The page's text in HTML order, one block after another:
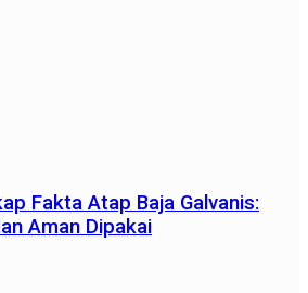
Fakta Atap Baja Galvanis:
Aman Dipakai